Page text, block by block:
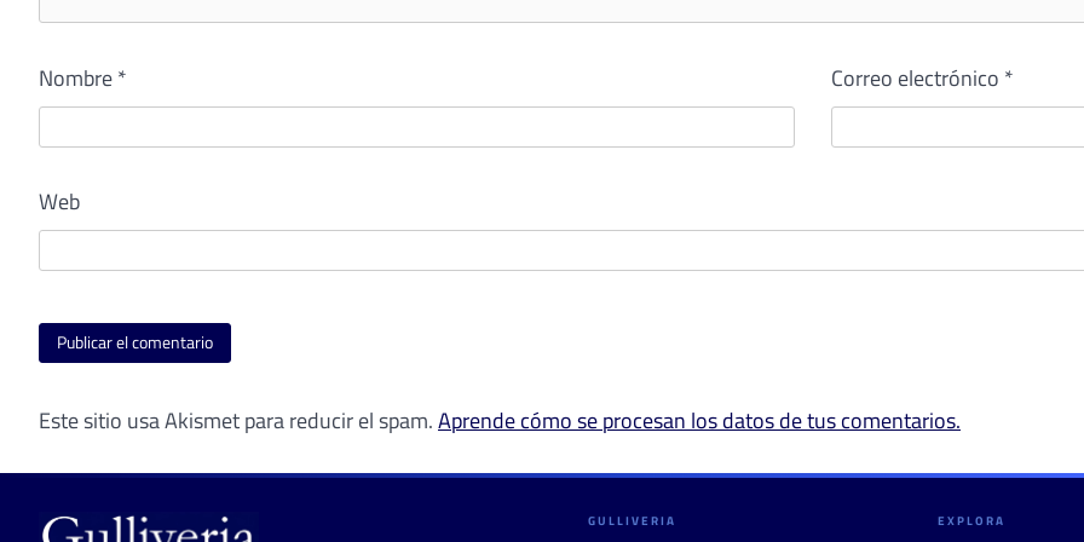
Nombre* Correo electrónico *
Web
Este sitio usa Akismet para reducir el spam.Aprende cómo se procesan los datos de tus comentarios.
GULLIVERIA EXPLORA